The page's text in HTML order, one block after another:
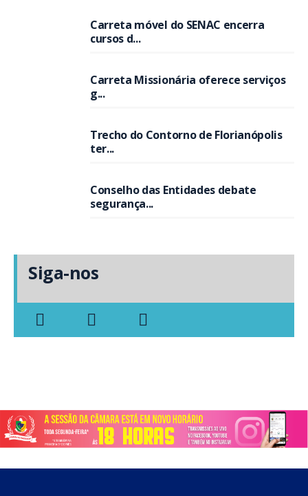
Carreta móvel do SENAC encerra
cursos d...
Carreta Missionária oferece serviços
g...
Trecho do Contorno de Florianópolis
ter...
Conselho das Entidades debate
segurança...
Siga-nos